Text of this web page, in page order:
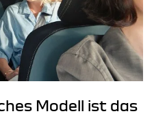
Modell ist das